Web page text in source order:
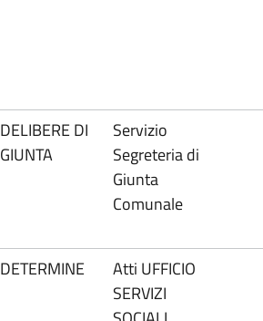
DELIBERE DI
GIUNTA
Servizio
Segreteria di
Giunta
Comunale
DETERMINE
Atti UFFICIO
SERVIZI